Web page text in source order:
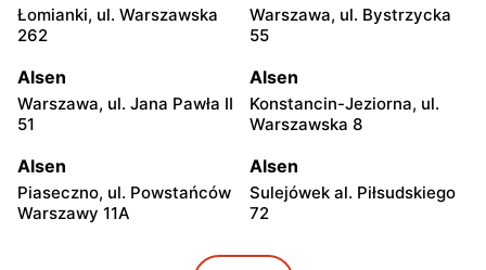
Łomianki, ul. Warszawska
262
Warszawa, ul. Bystrzycka
55
Alsen
Warszawa, ul. Jana Pawła II
51
Alsen
Konstancin-Jeziorna, ul.
Warszawska 8
Alsen
Piaseczno, ul. Powstańców
Warszawy 11A
Alsen
Sulejówek al. Piłsudskiego
72
Alsen